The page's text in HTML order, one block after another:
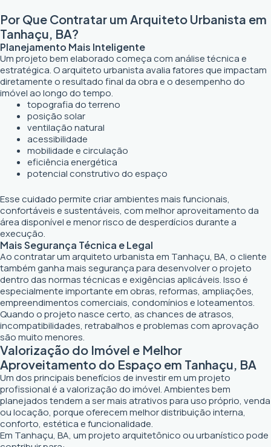
Por Que Contratar um Arquiteto Urbanista em
Tanhaçu, BA?
Planejamento Mais Inteligente
Um projeto bem elaborado começa com análise técnica e
estratégica. O arquiteto urbanista avalia fatores que impactam
diretamente o resultado final da obra e o desempenho do
imóvel ao longo do tempo.
topografia do terreno
posição solar
ventilação natural
acessibilidade
mobilidade e circulação
eficiência energética
potencial construtivo do espaço
Esse cuidado permite criar ambientes mais funcionais,
confortáveis e sustentáveis, com melhor aproveitamento da
área disponível e menor risco de desperdícios durante a
execução.
Mais Segurança Técnica e Legal
Ao contratar um arquiteto urbanista em Tanhaçu, BA, o cliente
também ganha mais segurança para desenvolver o projeto
dentro das normas técnicas e exigências aplicáveis. Isso é
especialmente importante em obras, reformas, ampliações,
empreendimentos comerciais, condomínios e loteamentos.
Quando o projeto nasce certo, as chances de atrasos,
incompatibilidades, retrabalhos e problemas com aprovação
são muito menores.
Valorização do Imóvel e Melhor
Aproveitamento do Espaço em Tanhaçu, BA
Um dos principais benefícios de investir em um projeto
profissional é a valorização do imóvel. Ambientes bem
planejados tendem a ser mais atrativos para uso próprio, venda
ou locação, porque oferecem melhor distribuição interna,
conforto, estética e funcionalidade.
Em Tanhaçu, BA, um projeto arquitetônico ou urbanístico pode